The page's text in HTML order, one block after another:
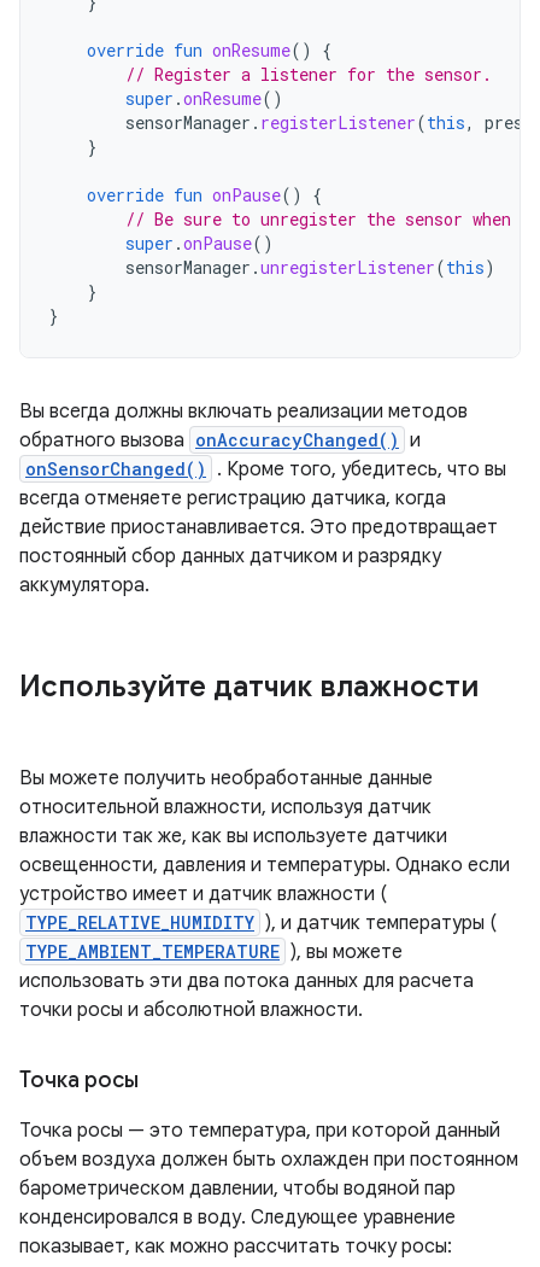
override fun onResume()
{
// Register a listener for the sensor.
super .onResume()
sensorManager . registerListener(this,
}
override fun onPause()
{
// Be sure to unregister the sensor when
super .onPause()
sensorManager .unregisterListener(this)
}
}
Вы всегда должны включать реализации методов
обратного вызова onAccuracyChanged() и
onSensorChanged()
. Кроме того, убедитесь, что вы
всегда отменяете регистрацию датчика, когда
действие приостанавливается. Это предотвращает
постоянный сбор данных датчиком и разрядку
аккумулятора.
Используйте датчик влажности
Вы можете получить необработанные данные
относительной влажности, используя датчик
влажности так же, как вы используете датчики
освещенности, давления и температуры. Однако если
устройство имеет и датчик влажности (
TYPE_RELATIVE_HUMIDITY ), и датчик температуры (
TYPE_AMBIENT_TEMPERATURE ), вы можете
использовать эти два потока данных для расчета
точки росы и абсолютной влажности.
Точка росы
Точка росы — это температура, при которой данный
объем воздуха должен быть охлажден при постоянном
барометрическом давлении, чтобы водяной пар
конденсировался в воду. Следующее уравнение
показывает, как можно рассчитать точку росы: